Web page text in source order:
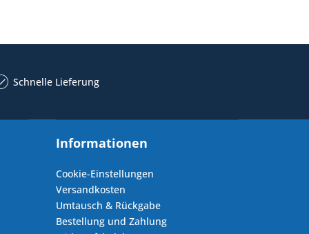
Schnelle Lieferung
Informationen
Cookie-Einstellungen
Versandkosten
Umtausch & Rückgabe
Bestellung und Zahlung